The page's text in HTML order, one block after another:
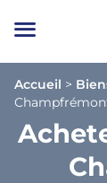
Accueil >